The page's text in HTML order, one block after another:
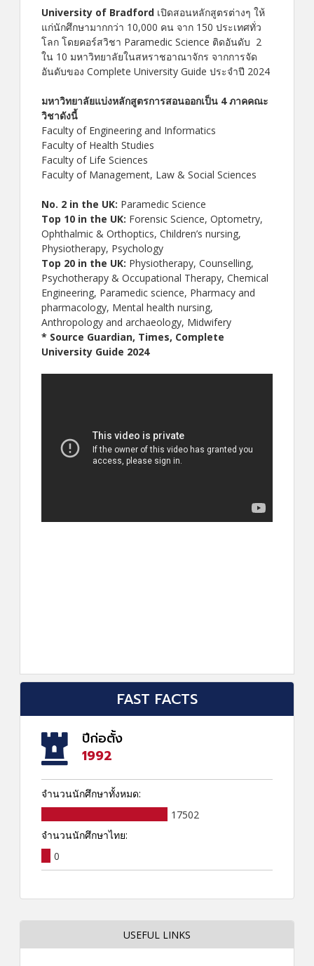
University of Bradford เปิดสอนหลักสูตรต่างๆ ให้
แก่นักศึกษามากกว่า 10,000 คน จาก 150 ประเทศทั่ว
โลก โดยคอร์สวิชา Paramedic Science ติดอันดับ 2
ใน 10 มหาวิทยาลัยในสหราชอาณาจักร จากการจัด
อันดับของ Complete University Guide ประจำปี 2024
มหาวิทยาลัยแบ่งหลักสูตรการสอนออกเป็น 4 ภาคคณะ
วิชาดังนี้
Faculty of Engineering and Informatics
Faculty of Health Studies
Faculty of Life Sciences
Faculty of Management, Law & Social Sciences
No. 2 in the UK: Paramedic Science
Top 10 in the UK: Forensic Science, Optometry,
Ophthalmic & Orthoptics, Children’s nursing,
Physiotherapy, Psychology
Top 20 in the UK: Physiotherapy, Counselling,
Psychotherapy & Occupational Therapy, Chemical
Engineering, Paramedic science, Pharmacy and
pharmacology, Mental health nursing,
Anthropology and archaeology, Midwifery
* Source Guardian, Times, Complete
University Guide 2024
FAST FACTS
ปีก่อตั้ง
1992
จำนวนนักศึกษาทั้งหมด:
17502
จำนวนนักศึกษาไทย:
0
USEFUL LINKS